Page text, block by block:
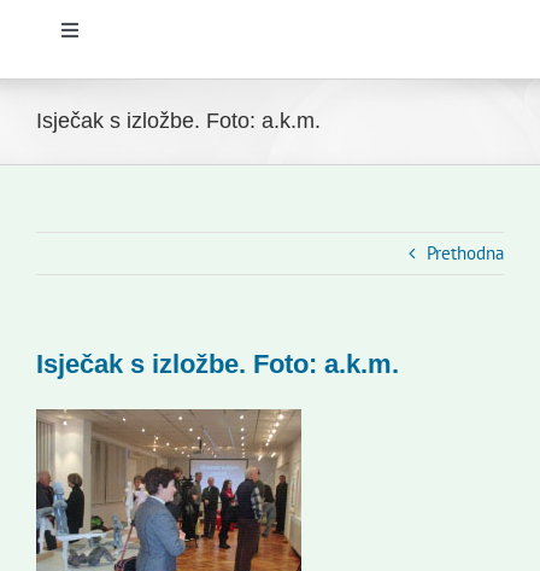
Toggle
Novosti
Kontakti
Novi odmev – naše glasilo
Isječak s izložbe. Foto: a.k.m.
Prethodna
Isječak s izložbe. Foto: a.k.m.